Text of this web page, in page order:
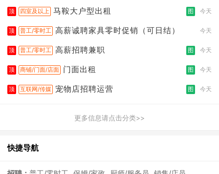
顶 四室及以上 马鞍大户型出租 图 今天
顶 普工/零时工 高薪诚聘家具零时促销（可日结） 今天
顶 普工/零时工 高薪招聘兼职 图 今天
顶 商铺/门面/店面 门面出租 图 今天
顶 互联网/传媒 宠物店招聘运营 图 今天
更多信息请点击分类>>
快捷导航